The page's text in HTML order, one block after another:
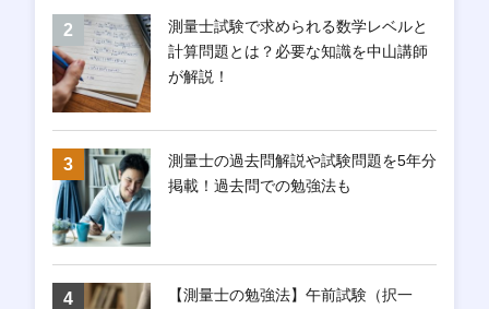
測量士試験で求められる数学レベルと
計算問題とは？必要な知識を中山講師
が解説！
測量士の過去問解説や試験問題を5年分
掲載！過去問での勉強法も
【測量士の勉強法】午前試験（択一